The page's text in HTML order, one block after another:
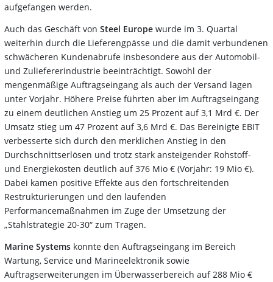
aufgefangen werden.
Auch das Geschäft von Steel Europe wurde im 3. Quartal
weiterhin durch die Lieferengpässe und die damit verbundenen
schwächeren Kundenabrufe insbesondere aus der Automobil-
und Zuliefererindustrie beeinträchtigt. Sowohl der
mengenmäßige Auftragseingang als auch der Versand lagen
unter Vorjahr. Höhere Preise führten aber im Auftragseingang
zu einem deutlichen Anstieg um 25 Prozent auf 3,1 Mrd €. Der
Umsatz stieg um 47 Prozent auf 3,6 Mrd €. Das Bereinigte EBIT
verbesserte sich durch den merklichen Anstieg in den
Durchschnittserlösen und trotz stark ansteigender Rohstoff-
und Energiekosten deutlich auf 376 Mio € (Vorjahr: 19 Mio €).
Dabei kamen positive Effekte aus den fortschreitenden
Restrukturierungen und den laufenden
Performancemaßnahmen im Zuge der Umsetzung der
„Stahlstrategie 20-30“ zum Tragen.
Marine Systems konnte den Auftragseingang im Bereich
Wartung, Service und Marineelektronik sowie
Auftragserweiterungen im Überwasserbereich auf 288 Mio €